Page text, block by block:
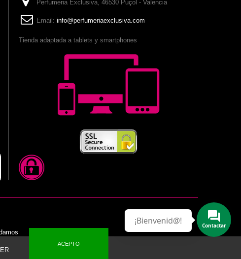
Perfumeria Exclusiva, 46530 Puçol - Valencia
Email: info@perfumeriaexclusiva.com
Tienda adaptada a tablets y smartphones
Contactar
¡Bienvenid@!
ACEPTO